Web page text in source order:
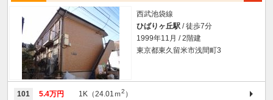
西武池袋線
ひばりヶ丘駅 / 徒歩7分
1999年11月 / 2階建
東京都東久留米市浅間町3
101 5.4万円 1K（24.01ｍ2 ）